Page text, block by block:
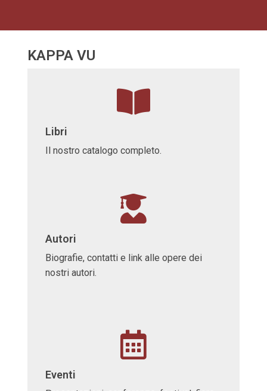
KAPPA VU
Libri
Il nostro catalogo completo.
Autori
Biografie, contatti e link alle opere dei
nostri autori.
Eventi